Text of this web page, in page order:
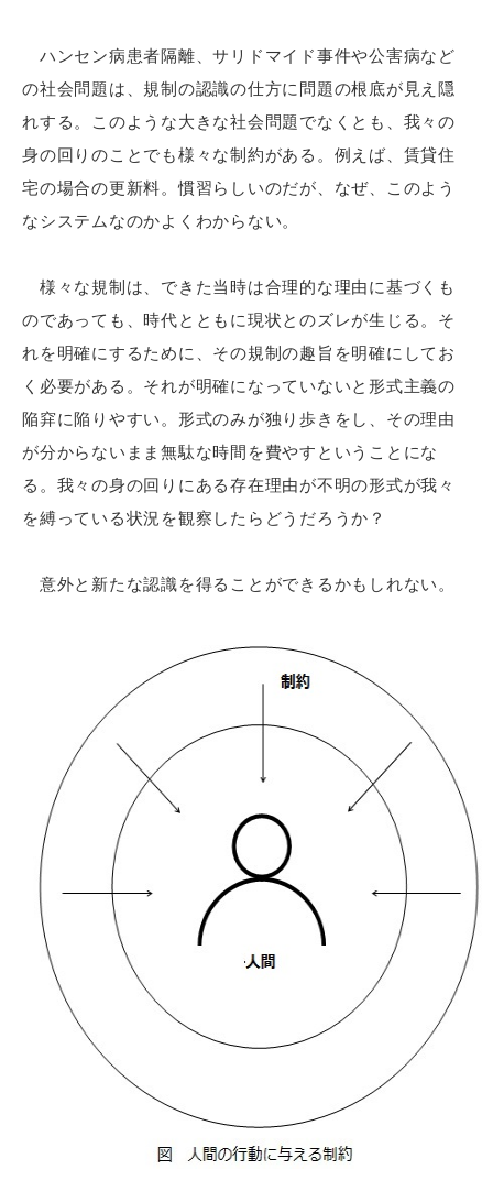
ハンセン病患者隔離、サリドマイド事件や公害病など
の社会問題は、規制の認識の仕方に問題の根底が見え隠
れする。このような大きな社会問題でなくとも、我々の
身の回りのことでも様々な制約がある。例えば、賃貸住
宅の場合の更新料。慣習らしいのだが、なぜ、このよう
なシステムなのかよくわからない。
様々な規制は、できた当時は合理的な理由に基づくも
のであっても、時代とともに現状とのズレが生じる。そ
れを明確にするために、その規制の趣旨を明確にしてお
く必要がある。それが明確になっていないと形式主義の
陥穽に陥りやすい。形式のみが独り歩きをし、その理由
が分からないまま無駄な時間を費やすということにな
る。我々の身の回りにある存在理由が不明の形式が我々
を縛っている状況を観察したらどうだろうか？
意外と新たな認識を得ることができるかもしれない。